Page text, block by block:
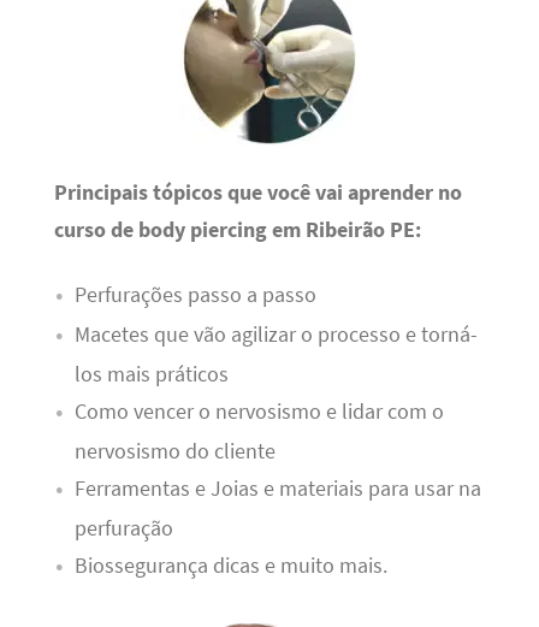
Principais tópicos que você vai aprender no
curso de body piercing em Ribeirão PE:
Perfurações passo a passo
Macetes que vão agilizar o processo e torná-
los mais práticos
Como vencer o nervosismo e lidar com o
nervosismo do cliente
Ferramentas e Joias e materiais para usar na
perfuração
Biossegurança dicas e muito mais.